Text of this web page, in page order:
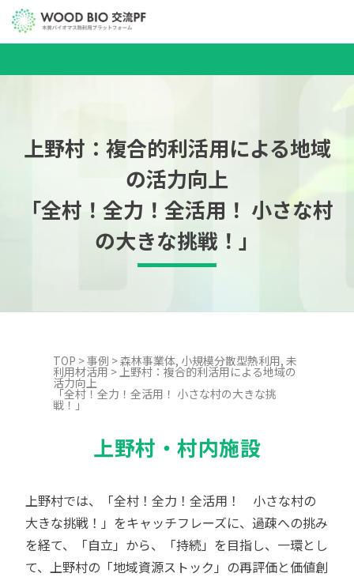
上野村：複合的利活用による地域
の活力向上
「全村！全力！全活用！ 小さな村
の大きな挑戦！」
TOP >事例 >森林事業体, 小規模分散型熱利用, 未
利用材活用 >上野村：複合的利活用による地域の
活力向上
「全村！全力！全活用！ 小さな村の大きな挑
戦！」
上野村・村内施設
上野村では、「全村！全力！全活用！ 小さな村の
大きな挑戦！」をキャッチフレーズに、過疎への挑み
を経て、「自立」から、「持続」を目指し、一環とし
て、上野村の「地域資源ストック」の再評価と価値創